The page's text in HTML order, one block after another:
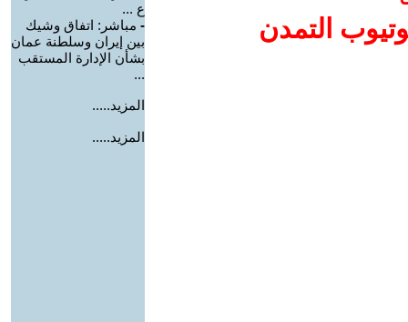
التمدن
ع ...
- مباشر: اتفاق وشيك
بين إيران وسلطنة عمان
بشأن الإدارة المستقب
...
المزيد.....
المزيد.....